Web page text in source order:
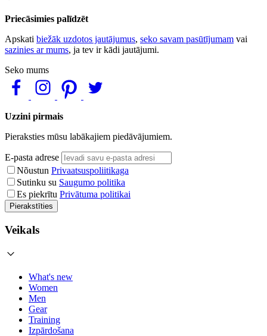
Priecāsimies palīdzēt
Apskati biežāk uzdotos jautājumus, seko savam pasūtījumam vai
sazinies ar mums, ja tev ir kādi jautājumi.
Seko mums
Uzzini pirmais
Pieraksties mūsu labākajiem piedāvājumiem.
E-pasta adrese
Nõustun Privaatsuspoliitikaga
Sutinku su Saugumo politika
Es piekrītu Privātuma politikai
Pierakstīties
Veikals
What's new
Women
Men
Gear
Training
Izpārdošana